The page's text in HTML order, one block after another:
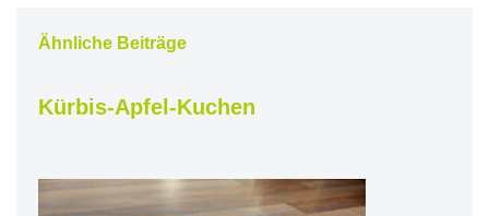
Ähnliche Beiträge
Kürbis-Apfel-Kuchen